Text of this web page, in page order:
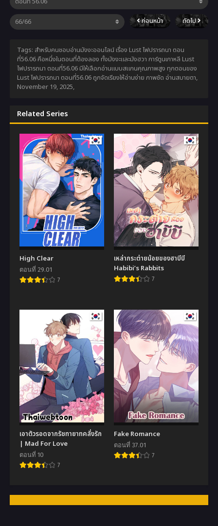
ก่อนหน้า ถัดไป
Tags: สำหรับคนชอบอ่านมังงะออนไลน์ เรื่อง Lust ไฟปรารถนา ตอน
ที่56.06 คือหนึ่งในตอนที่ต้องลอง ทั้งมังงะและมังฮวา การ์ตูนเกาหลี Lust
ไฟปรารถนา ตอนที่56.06 มีให้เลือกอ่านแบบสแกนคุณภาพสูง ทุกตอนของ
Lust ไฟปรารถนา ตอนที่56.06 ถูกจัดเรียงให้อ่านง่าย ภาพชัด อ่านสบายตา,
November 19, 2025,
Related Series
High Clear
ตอนที่ 29.01
7
เหล่ากระต่ายน้อยของฮาบีบี
Habibi’s Rabbits
7
เอาตัวรอดจากรัชทายาทคลั่งรัก
| Mad For Love
ตอนที่ 10
7
Fake Romance
ตอนที่ 37.01
7